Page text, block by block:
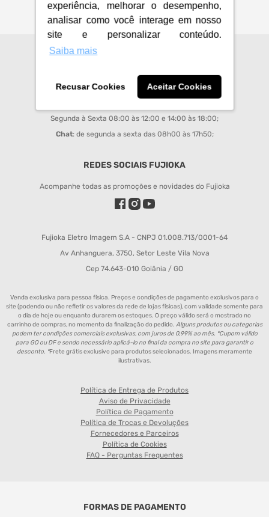
experiência, melhorar o desempenho,
analisar como você interage em nosso
site e personalizar conteúdo.
Saiba mais
Recusar Cookies Aceitar Cookies
sac@fujioka.inf.br
Segunda à Sexta 08:00 às 12:00 e 14:00 às 18:00;
Chat: de segunda a sexta das 08h00 às 17h50;
REDES SOCIAIS FUJIOKA
Acompanhe todas as promoções e novidades do Fujioka
Fujioka Eletro Imagem S.A - CNPJ 01.008.713/0001-64
Av Anhanguera, 3750, Setor Leste Vila Nova
Cep 74.643-010 Goiânia / GO
Venda exclusiva para pessoa física. Preços e condições de pagamento exclusivos para o
site (podendo ou não refletir os valores da rede de lojas físicas), com validade somente para
o dia de hoje ou enquanto durarem os estoques. O preço válido será o mostrado no
carrinho de compras, no momento da finalização do pedido. Alguns produtos ou categorias
podem ter condições comerciais exclusivas, com juros de 0,99% ao mês. *Cupom válido
para GO ou DF e sendo necessário aplicá-lo no final da compra no site para garantir o
desconto. *Frete grátis exclusivo para produtos selecionados. Imagens meramente
ilustrativas.
Política de Entrega de Produtos
Aviso de Privacidade
Política de Pagamento
Política de Trocas e Devoluções
Fornecedores e Parceiros
Política de Cookies
FAQ - Perguntas Frequentes
FORMAS DE PAGAMENTO